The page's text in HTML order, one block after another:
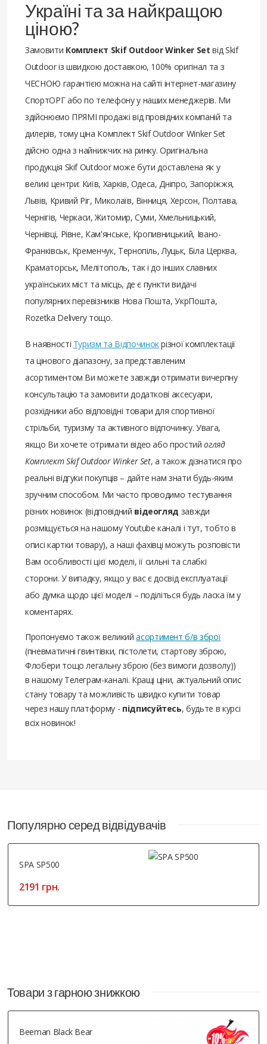
Україні та за найкращою
ціною?
Замовити Комплект Skif Outdoor Winker Set від Skif
Outdoor із швидкою доставкою, 100% оригінал та з
ЧЕСНОЮ гарантією можна на сайті інтернет-магазину
СпортОРГ або по телефону у наших менеджерів. Ми
здійснюємо ПРЯМІ продажі від провідних компаній та
дилерів, тому ціна Комплект Skif Outdoor Winker Set
дійсно одна з найнижчих на ринку. Оригінальна
продукція Skif Outdoor може бути доставлена ​​як у
великі центри: Київ, Харків, Одеса, Дніпро, Запоріжжя,
Львів, Кривий Ріг, Миколаїв, Вінниця, Херсон, Полтава,
Чернігів, Черкаси, Житомир, Суми, Хмельницький,
Чернівці, Рівне, Кам'янське, Кропивницький, Івано-
Франківськ, Кременчук, Тернопіль, Луцьк, Біла Церква,
Краматорськ, Мелітополь, так і до інших славних
українських міст та місць, де є пункти видачі
популярних перевізників Нова Пошта, УкрПошта,
Rozetka Delivery тощо.
В наявності Туризм та Відпочинокрізної комплектації
та цінового діапазону, за представленим
асортиментом Ви можете завжди отримати вичерпну
консультацію та замовити додаткові аксесуари,
розхідники або відповідні товари для спортивної
стрільби, туризму та активного відпочинку. Увага,
якщо Ви хочете отримати відео або простийогляд
Комплект Skif Outdoor Winker Set, а також дізнатися про
реальні відгуки покупців – дайте нам знати будь-яким
зручним способом. Ми часто проводимо тестування
різних новинок (відповідний відеогляд завжди
розміщується на нашому Youtube каналі і тут, тобто в
описі картки товару), а наші фахівці можуть розповісти
Вам особливості цієї моделі, її сильні та слабкі
сторони. У випадку, якщо у вас є досвід експлуатації
або думка щодо цієї моделі – поділіться будь ласка їм у
коментарях.
Пропонуємо також великийасортимент б/в зброї
(пневматичні гвинтівки, пістолети, стартову зброю,
Флобери тощо легальну зброю (без вимоги дозволу))
в нашому Телеграм-каналі. Кращі ціни, актуальний опис
стану товару та можливість швидко купити товар
через нашу платформу - підписуйтесь, будьте в курсі
всіх новинок!
Популярно серед відвідувачів
SPA SP500
2191 грн.
Товари з гарною знижкою
Beeman Black Bear